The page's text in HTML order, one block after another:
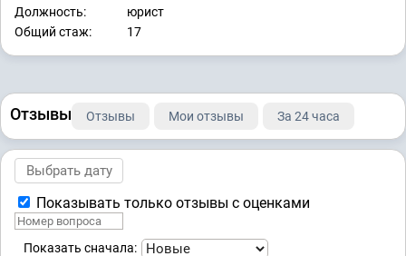
Должность:
юрист
Общий стаж:
17
Отзывы Отзывы Мои отзывы За 24 часа
Показывать только отзывы с оценками
Показать сначала: